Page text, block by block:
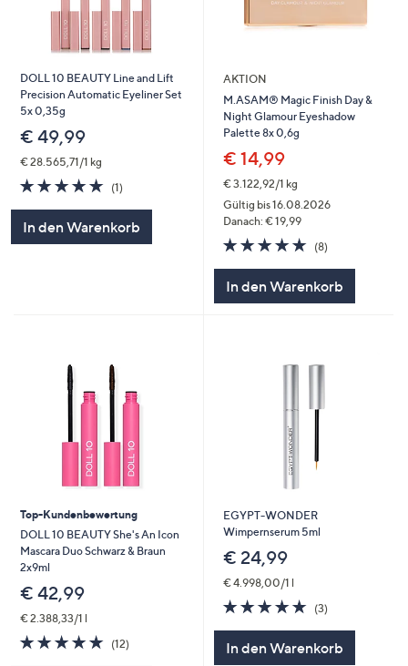
DOLL 10 BEAUTY Line and Lift
Precision Automatic Eyeliner Set
5x 0,35g
€ 49,99
€ 28.565,71/1 kg
5.0
von
(1)1
In den Warenkorb
AKTION
M.ASAM® Magic Finish Day &
Night Glamour Eyeshadow
Palette 8x 0,6g
€ 14,99
€ 3.122,92/1 kg
Gültig bis 16.08.2026
Danach: € 19,99
5.0
von
(8)8
In den Warenkorb
Top-Kundenbewertung
DOLL 10 BEAUTY She's An Icon
Mascara Duo Schwarz & Braun
2x9ml
€ 42,99
€ 2.388,33/1 l
4.8
von
(12)12
EGYPT-WONDER
Wimpernserum 5ml
€ 24,99
€ 4.998,00/1 l
4.7
von
(3)3
In den Warenkorb